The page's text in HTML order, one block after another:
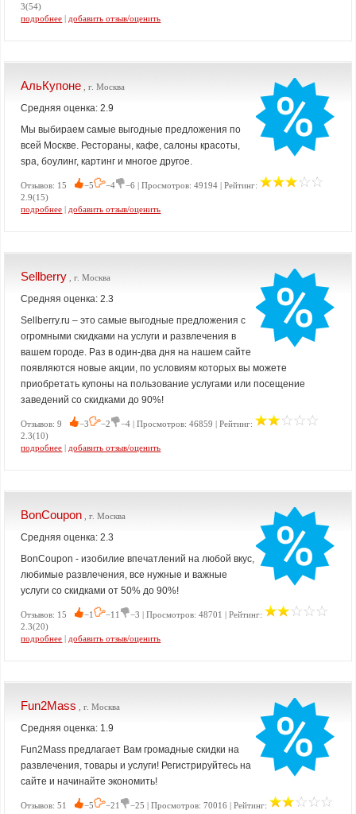
3(54)
подробнее | добавить отзыв/оценить
АльКупоне , г. Москва
Средняя оценка: 2.9
Мы выбираем самые выгодные предложения по
всей Москве. Рестораны, кафе, салоны красоты,
spa, боулинг, картинг и многое другое.
Отзывов: 15 −5 −4
−6 | Просмотров: 49194 | Рейтинг:
2.9(15)
подробнее | добавить отзыв/оценить
Sellberry , г. Москва
Средняя оценка: 2.3
Sellberry.ru – это самые выгодные предложения с
огромными скидками на услуги и развлечения в
вашем городе. Раз в один-два дня на нашем сайте
появляются новые акции, по условиям которых вы можете
приобретать купоны на пользование услугами или посещение
заведений со скидками до 90%!
Отзывов: 9 −3 −2
−4 | Просмотров: 46859 | Рейтинг:
2.3(10)
подробнее | добавить отзыв/оценить
BonCoupon , г. Москва
Средняя оценка: 2.3
BonCoupon - изобилие впечатлений на любой вкус,
любимые развлечения, все нужные и важные
услуги со скидками от 50% до 90%!
Отзывов: 15 −1 −11
−3 | Просмотров: 48701 | Рейтинг:
2.3(20)
подробнее | добавить отзыв/оценить
Fun2Mass , г. Москва
Средняя оценка: 1.9
Fun2Mass предлагает Вам громадные скидки на
развлечения, товары и услуги! Регистрируйтесь на
сайте и начинайте экономить!
Отзывов: 51 −5 −21
−25 | Просмотров: 70016 | Рейтинг: